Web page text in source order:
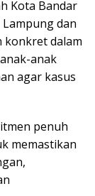
Kota Bandar
dan
konkret dalam
anak
agar kasus
penuh
memastikan